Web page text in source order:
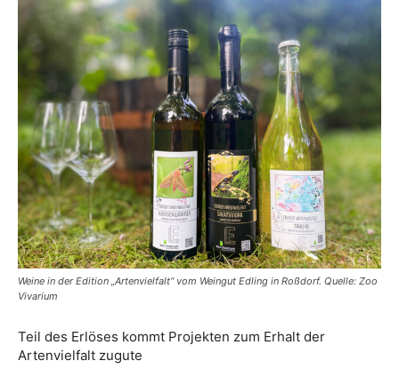
Weine in der Edition „Artenvielfalt“ vom Weingut Edling in Roßdorf. Quelle: Zoo
Vivarium
Teil des Erlöses kommt Projekten zum Erhalt der
Artenvielfalt zugute